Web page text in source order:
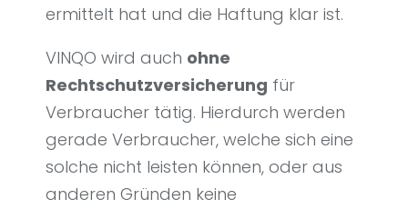
ermittelt hat und die Haftung klar ist.
VINQO wird auch ohne
Rechtschutzversicherung für
Verbraucher tätig. Hierdurch werden
gerade Verbraucher, welche sich eine
solche nicht leisten können, oder aus
anderen Gründen keine